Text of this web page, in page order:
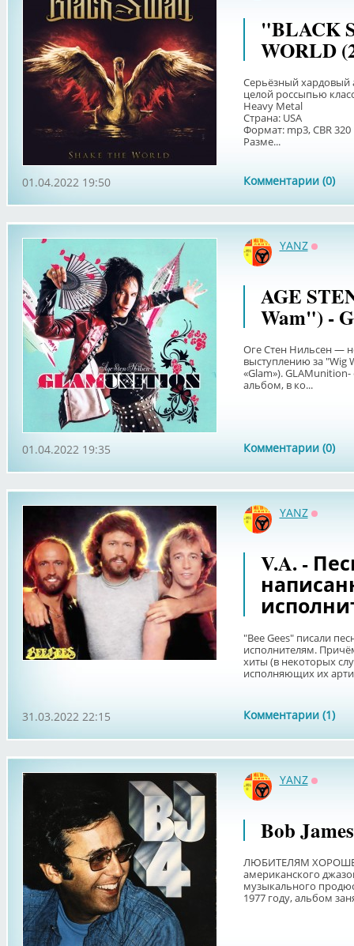
"BLACK
WORLD
Серьёзный хардовый
целой россыпью
Heavy Metal
Страна: USA
Формат: mp3, CBR 320
Разме...
Комментарии (0)
01.04.2022 19:50
YANZ
AGE
Wam") -
Оге Стен Нильсен —
выступлению за "Wig
«Glam»).
альбом, в ко...
Комментарии (0)
01.04.2022 19:35
YANZ
V.A. -
"Bee Gees" писали
исполнителям.
хиты (в некоторых
исполняющих их
Комментарии (1)
31.03.2022 22:15
YANZ
Bob
ЛЮБИТЕЛЯМ
американского
музыкального
1977 году, альбом